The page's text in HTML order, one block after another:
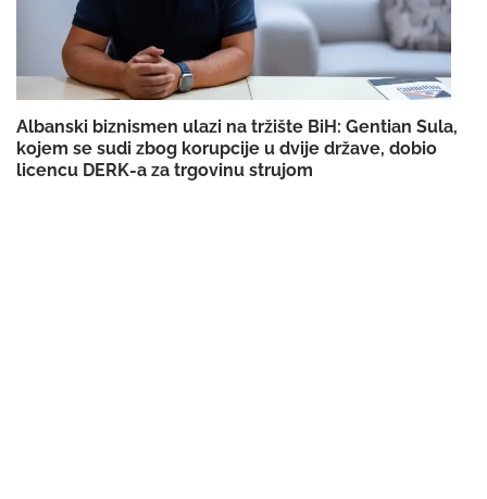
Albanski biznismen ulazi na tržište BiH: Gentian Sula,
kojem se sudi zbog korupcije u dvije države, dobio
licencu DERK-a za trgovinu strujom